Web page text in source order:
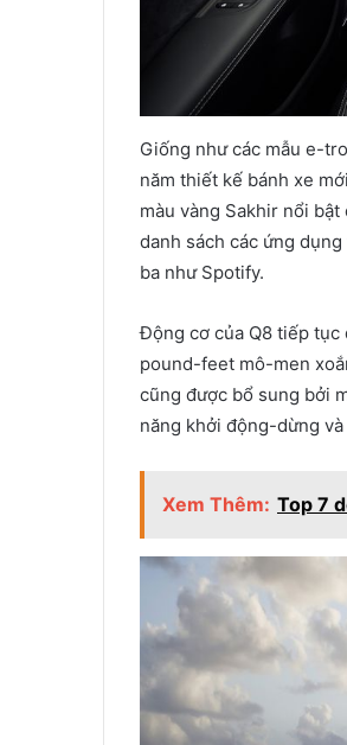
Giống như các mẫu e-
năm thiết kế bánh xe
màu vàng Sakhir nổi
danh sách các ứng
ba như Spotify.
Động cơ của Q8 tiếp
pound-feet mô-men
cũng được bổ sung bởi
năng khởi động-dừng
Xem Thêm: Top 7